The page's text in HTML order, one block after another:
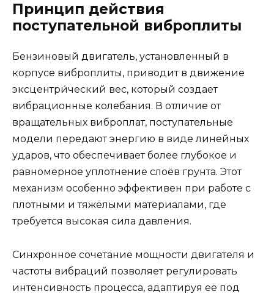
Принцип действия
поступательной виброплиты
Бензиновый двигатель, установленный в
корпусе виброплиты, приводит в движение
эксцентри́ческий вес, который создает
вибрационные колебания. В отличие от
вращательных виброплат, поступательные
модели передают энергию в виде линейных
ударов, что обеспечивает более глубокое и
равномерное уплотнение слоёв грунта. Этот
механизм особенно эффективен при работе с
плотными и тяжёлыми материалами, где
требуется высокая сила давления.
Синхронное сочетание мощности двигателя и
частоты вибраций позволяет регулировать
интенсивность процесса, адаптируя её под